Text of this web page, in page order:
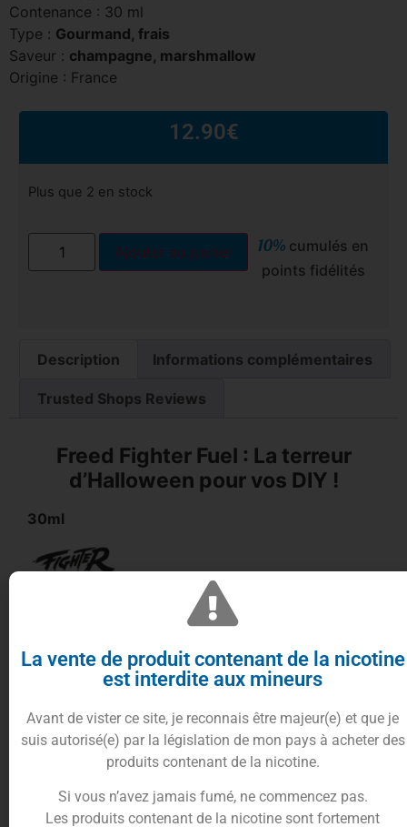
Contenance : 30 ml
Type : Gourmand, frais
Saveur : champagne, marshmallow
Origine : France
12.90€
Plus que 2 en stock
Ajouter au panier 10% cumulés en
points fidélités
Description Informations complémentaires
Trusted Shops Reviews
Freed Fighter Fuel : La terreur
d’Halloween pour vos DIY !
30ml
Aventuriers de la vape, oserez-vous braver les
ombres de la nuit ?
concentré Freed 30ml émerge des
profondeurs d’une recette ensorcelée,
spécialement concoctée le soir de la nuit la plus
terrifiante de l’année par la mystérieuseMaison
Dans l’arène sombre des Fighter Fuel,Freed,
l’entité effrayante, surgit avec une potion gustative
La vente de produit contenant de la nicotine
est interdite aux mineurs
Avant de vister ce site, je reconnais être majeur(e) et que je
suis autorisé(e) par la législation de mon pays à acheter des
produits contenant de la nicotine.
Si vous n’avez jamais fumé, ne commencez pas.
Les produits contenant de la nicotine sont fortement